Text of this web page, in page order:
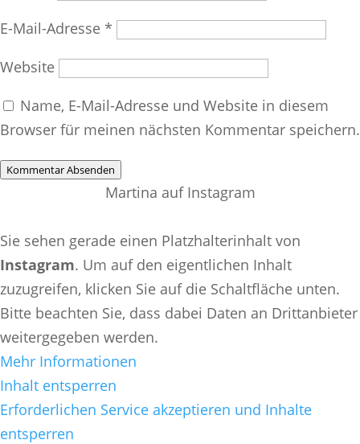
E-Mail-Adresse *
Website
Name, E-Mail-Adresse und Website in diesem
Browser für meinen nächsten Kommentar speichern.
Kommentar Absenden
Martina auf Instagram
Sie sehen gerade einen Platzhalterinhalt von
Instagram. Um auf den eigentlichen Inhalt
zuzugreifen, klicken Sie auf die Schaltfläche unten.
Bitte beachten Sie, dass dabei Daten an Drittanbieter
weitergegeben werden.
Mehr Informationen
Inhalt entsperren
Erforderlichen Service akzeptieren und Inhalte
entsperren